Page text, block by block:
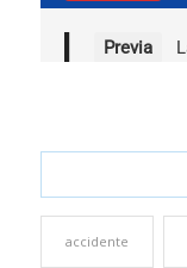
accidente